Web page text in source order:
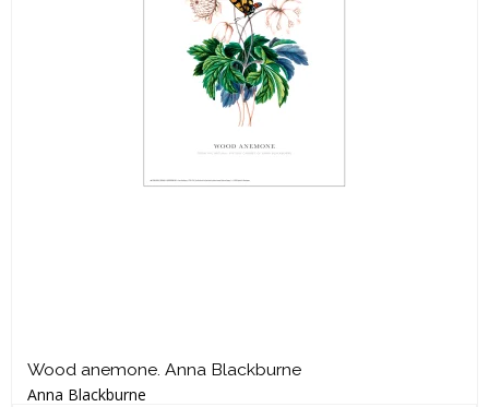
Wood anemone. Anna Blackburne
Anna Blackburne